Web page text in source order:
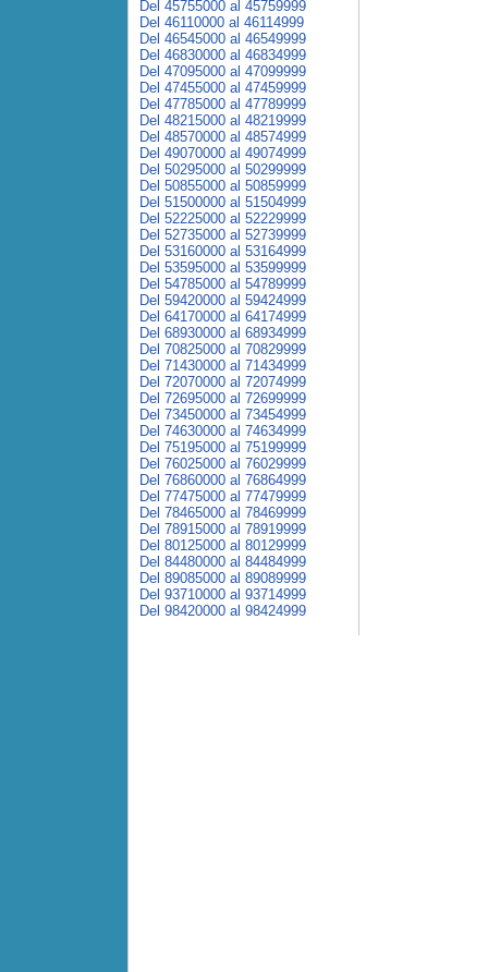
Del 45755000 al 45759999
Del 46110000 al 46114999
Del 46545000 al 46549999
Del 46830000 al 46834999
Del 47095000 al 47099999
Del 47455000 al 47459999
Del 47785000 al 47789999
Del 48215000 al 48219999
Del 48570000 al 48574999
Del 49070000 al 49074999
Del 50295000 al 50299999
Del 50855000 al 50859999
Del 51500000 al 51504999
Del 52225000 al 52229999
Del 52735000 al 52739999
Del 53160000 al 53164999
Del 53595000 al 53599999
Del 54785000 al 54789999
Del 59420000 al 59424999
Del 64170000 al 64174999
Del 68930000 al 68934999
Del 70825000 al 70829999
Del 71430000 al 71434999
Del 72070000 al 72074999
Del 72695000 al 72699999
Del 73450000 al 73454999
Del 74630000 al 74634999
Del 75195000 al 75199999
Del 76025000 al 76029999
Del 76860000 al 76864999
Del 77475000 al 77479999
Del 78465000 al 78469999
Del 78915000 al 78919999
Del 80125000 al 80129999
Del 84480000 al 84484999
Del 89085000 al 89089999
Del 93710000 al 93714999
Del 98420000 al 98424999